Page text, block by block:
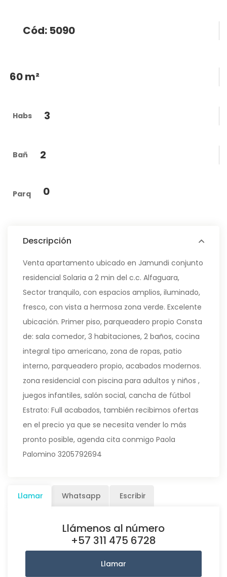
Cód: 5090
60 m²
Habs 3
Bañ 2
Parq 0
Descripción
Venta apartamento ubicado en Jamundi conjunto
residencial Solaria a 2 min del c.c. Alfaguara,
Sector tranquilo, con espacios amplios, iluminado,
fresco, con vista a hermosa zona verde. Excelente
ubicación. Primer piso, parqueadero propio Consta
de: sala comedor, 3 habitaciones, 2 baños, cocina
integral tipo americano, zona de ropas, patio
interno, parqueadero propio, acabados modernos.
zona residencial con piscina para adultos y niños ,
juegos infantiles, salón social, cancha de fútbol
Estrato: Full acabados, también recibimos ofertas
en el precio ya que se necesita vender lo más
pronto posible, agenda cita conmigo Paola
Palomino 3205792694
Llamar Whatsapp Escribir
Llámenos al número
+57 311 475 6728
Llamar